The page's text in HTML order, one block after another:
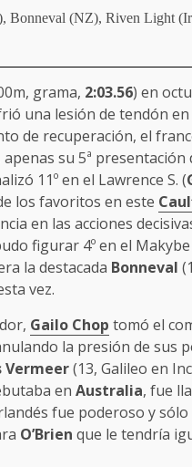
Bonneval (NZ), Riven Light
grama, 2:03.56) en
una lesión de tendón en
de recuperación, el
apenas su 5ª
11º en el Lawrence S. (
los favoritos en este
en las acciones
figurar 4º en el Makybe
la destacada Bonneval
vez.
Gailo Chop tomó el
la presión de sus
Vermeer(13, Galileo en
en Australia, fue
fue poderoso y
O’Brien que le tendría